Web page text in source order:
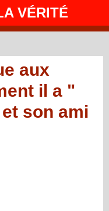
VÉRITÉ
aux
il a "
son ami